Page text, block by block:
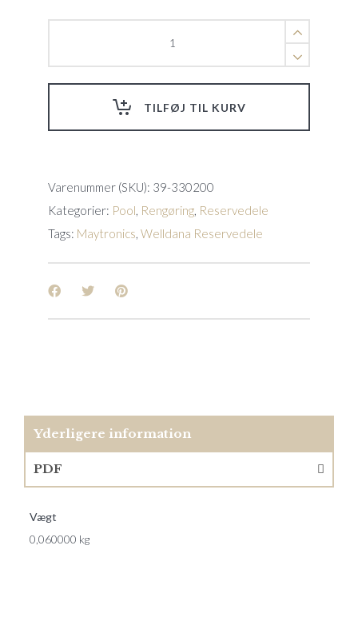
X90(20)
TILFØJ TIL KURV
Varenummer (SKU): 39-330200
Kategorier: Pool Rengøring Reservedele
Tags: Maytronics Welldana Reservedele
Yderligere information
PDF
Vægt
0,060000 kg